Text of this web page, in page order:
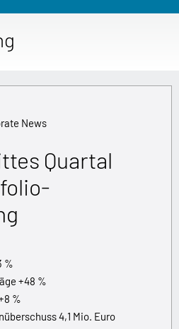
News
Quartal
%
+48 %
%
4,1 Mio. Euro